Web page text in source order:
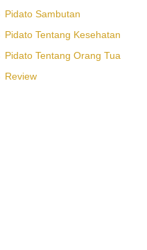
Pidato Sambutan
Pidato Tentang Kesehatan
Pidato Tentang Orang Tua
Review